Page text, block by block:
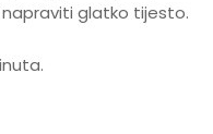
glatko tijesto.